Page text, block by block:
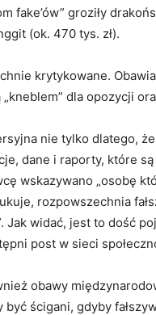
fake’ów” groziły
(ok. 470 tys. zł).
krytykowane.
dla opozycji
nie tylko dlatego,
dane i raporty, które
wskazywano „osobę
rozpowszechnia
Jak widać, jest to dość
post w sieci
obawy
ścigani, gdyby